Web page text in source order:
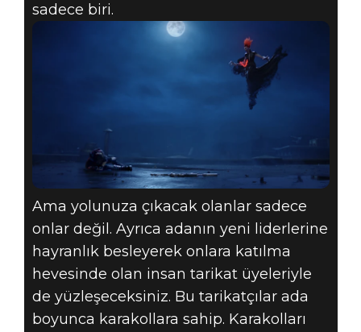
sadece biri.
Ama yolunuza çıkacak olanlar sadece
onlar değil. Ayrıca adanın yeni liderlerine
hayranlık besleyerek onlara katılma
hevesinde olan insan tarikat üyeleriyle
de yüzleşeceksiniz. Bu tarikatçılar ada
boyunca karakollara sahip. Karakolları